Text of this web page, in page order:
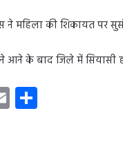
ने महिला की शिकायत पर
आने के बाद जिले में सियासी
E
m